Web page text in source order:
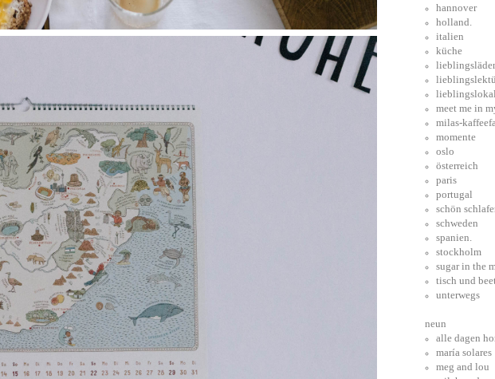
hannover
holland.
italien
küche
meet me in
milas-
momente
oslo
österreich
paris
portugal
schön
schweden
spanien.
stockholm
sugar in the
tisch und
unterwegs
neun
alle dagen
maría solares
meg and lou